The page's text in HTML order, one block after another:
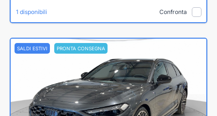
1 disponibili Confronta
SALDI ESTIVI PRONTA CONSEGNA